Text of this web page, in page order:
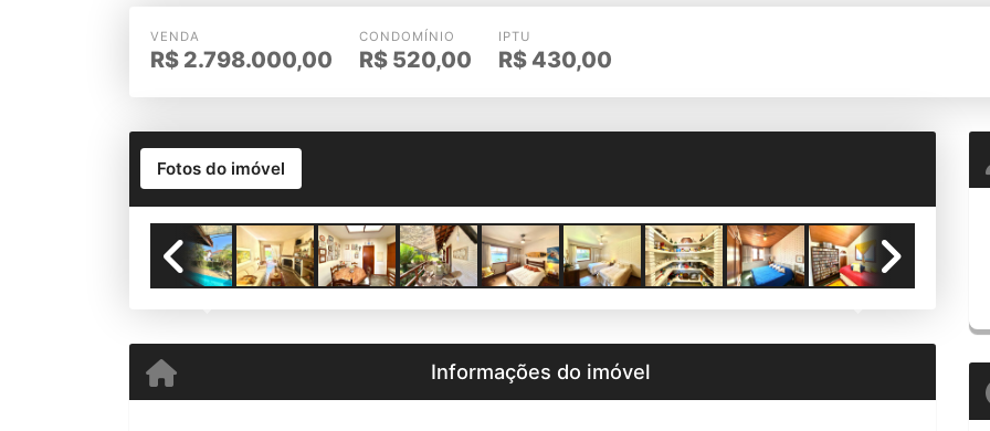
VENDA
R$ 2.798.000,00
CONDOMÍNIO
R$ 520,00
IPTU
R$ 430,00
Fotos do imóvel
Informações do imóvel